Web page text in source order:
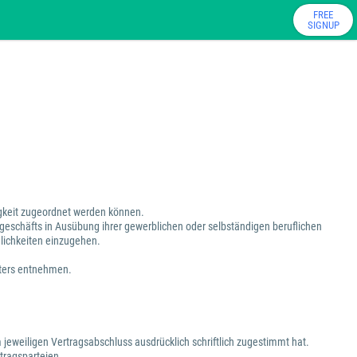
FREE
SIGNUP
zugeordnet werden können.
in Ausübung ihrer gewerblichen oder selbständigen beruflichen
einzugehen.
entnehmen.
Vertragsabschluss ausdrücklich schriftlich zugestimmt hat.